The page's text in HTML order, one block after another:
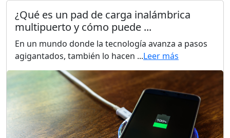
¿Qué es un pad de carga inalámbrica
multipuerto y cómo puede ...
En un mundo donde la tecnología avanza a pasos
agigantados, también lo hacen ...Leer más